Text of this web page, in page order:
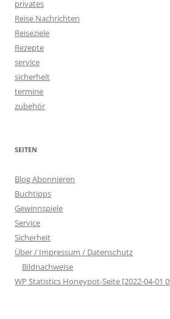
privates
Reise Nachrichten
Reiseziele
Rezepte
service
sicherheit
termine
zubehör
SEITEN
Blog Abonnieren
Buchtipps
Gewinnspiele
Service
Sicherheit
Über / Impressum / Datenschutz
Bildnachweise
WP Statistics Honeypot-Seite [2022-04-01